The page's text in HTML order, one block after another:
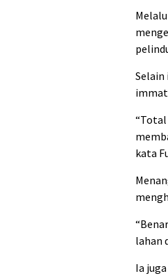
kata
lahan
Ia